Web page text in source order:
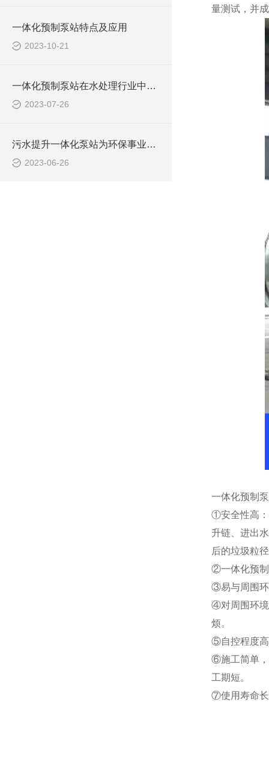
一体化预制泵站特点及应用
2023-10-21
一体化预制泵站在水处理行业中的应用
2023-07-26
污水提升一体化泵站为环保事业做出了哪些贡献？
2023-06-26
量测试，并
一体化预制
①安全性高：
升链、进出
后的垃圾粒
②一体化预制
③易与周围环
④对周围环境
烦。
⑤自控程度高
⑥施工简单，
工期短。
⑦使用寿命长